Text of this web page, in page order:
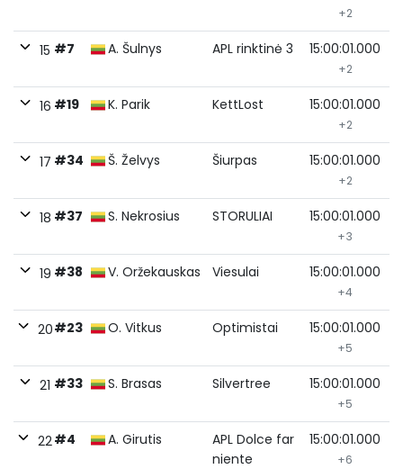
+2
15 #7 A. Šulnys APL rinktinė 3 15:00:01.000
+2
16 #19 K. Parik KettLost 15:00:01.000
+2
17 #34 Š. Želvys Šiurpas 15:00:01.000
+2
18 #37 S. Nekrosius STORULIAI 15:00:01.000
+3
19 #38 V. Oržekauskas Viesulai 15:00:01.000
+4
20#23 O. Vitkus Optimistai 15:00:01.000
+5
21 #33 S. Brasas Silvertree 15:00:01.000
+5
22#4 A. Girutis
APL Dolce far
niente
15:00:01.000
+6